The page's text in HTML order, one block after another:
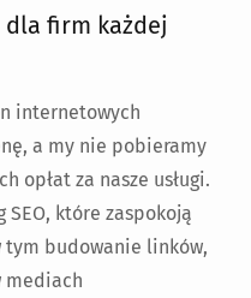
dla firm każdej
internetowych
a my nie pobieramy
opłat za nasze usługi.
SEO, które zaspokoją
tym budowanie linków,
mediach